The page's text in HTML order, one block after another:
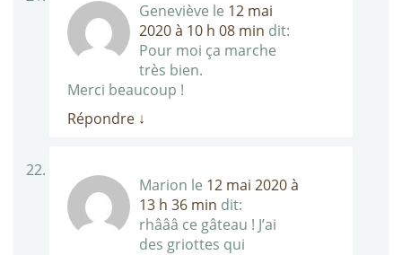
Geneviève le 12 mai
2020 à 10 h 08 min dit:
Pour moi ça marche
très bien.
Merci beaucoup !
Répondre ↓
Marion le 12 mai 2020 à
13 h 36 min dit:
rhâââ ce gâteau ! J’ai
des griottes qui